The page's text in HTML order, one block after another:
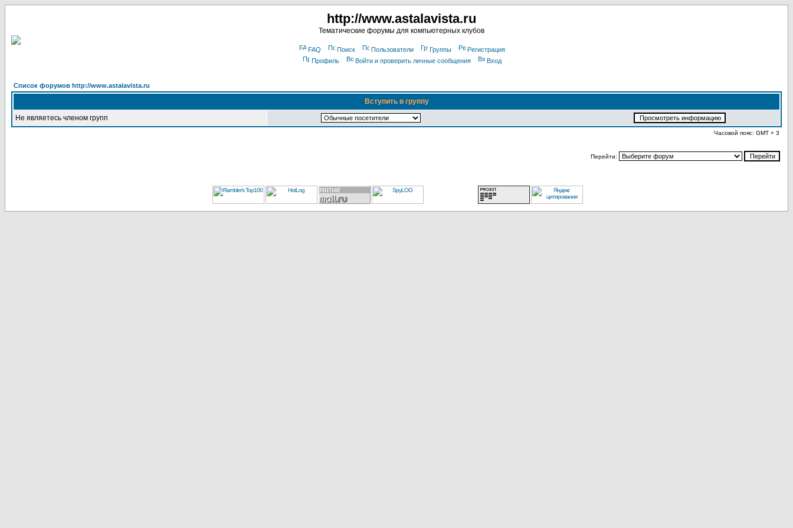
http://www.astalavista.ru
Тематические форумы для компьютерных клубов
FAQ Поиск Пользователи Группы
Регистрация
Профиль
Войти и проверить личные сообщения Вход
Список форумов http://www.astalavista.ru
Вступить в группу
Не являетесь членом групп
Часовой пояс: GMT + 3
Перейти: